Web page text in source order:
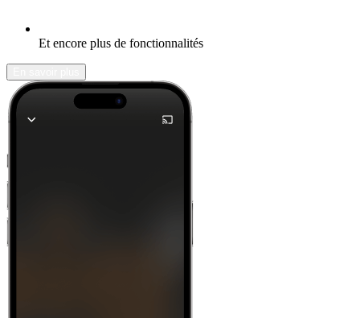
Et encore plus de fonctionnalités